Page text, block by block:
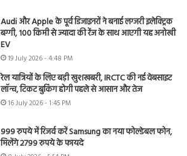
Audi और Apple के पूर्व डिजाइनरों ने बनाई लग्जरी इलेक्ट्रिक
बग्गी, 100 किमी से ज्यादा की रेंज के साथ आएगी यह अनोखी
EV
19 July 2026 - 4:48 PM
रेल यात्रियों के लिए बड़ी खुशखबरी, IRCTC की नई वेबसाइट
लॉन्च, टिकट बुकिंग होगी पहले से आसान और तेज
16 July 2026 - 1:45 PM
999 रुपये में रिजर्व करें Samsung का नया फोल्डेबल फोन,
मिलेंगे 2799 रुपये के फायदे